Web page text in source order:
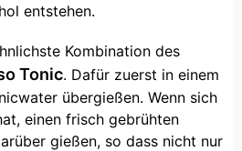
entstehen.
Kombination des
Tonic. Dafür zuerst in einem
übergießen. Wenn sich
einen frisch gebrühten
gießen, so dass nicht nur